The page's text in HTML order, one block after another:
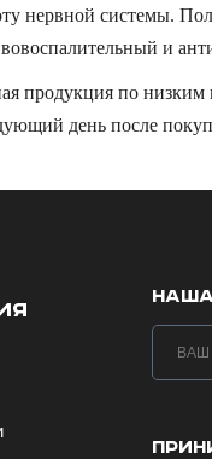
нервной системы.
и
продукция по
день после